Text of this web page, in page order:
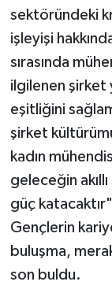
sektöründeki
işleyişi
sırasında
ilgilenen
eşitliğini
şirket
kadın
geleceğin
güç
Gençlerin
buluşma,
son buldu.